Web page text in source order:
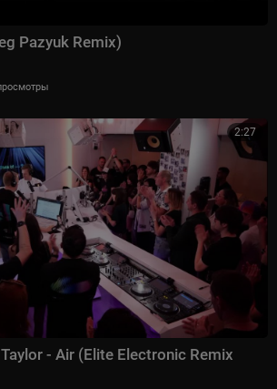
Pazyuk Remix)
2:27
- Air (Elite Electronic Remix